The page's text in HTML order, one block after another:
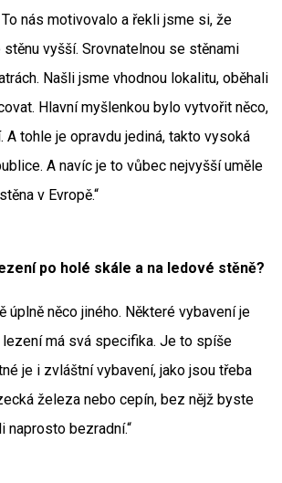
nás motivovalo a řekli jsme si, že
vyšší. Srovnatelnou se stěnami
Našli jsme vhodnou lokalitu, oběhali
Hlavní myšlenkou bylo vytvořit něco,
A tohle je opravdu jediná, takto vysoká
A navíc je to vůbec nejvyšší uměle
v Evropě.“
po holé skále a na ledové stěně?
úplně něco jiného. Některé vybavení je
má svá specifika. Je to spíše
je i zvláštní vybavení, jako jsou třeba
železa nebo cepín, bez nějž byste
naprosto bezradní.“